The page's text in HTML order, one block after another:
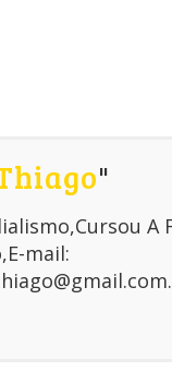
"
A
mail: